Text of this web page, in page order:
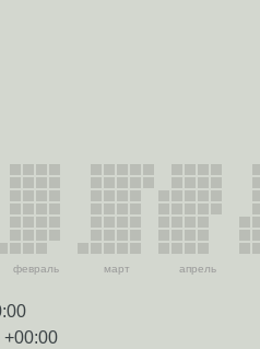
февраль март апрель
+00:00